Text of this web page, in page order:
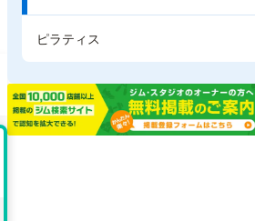
ピラティス